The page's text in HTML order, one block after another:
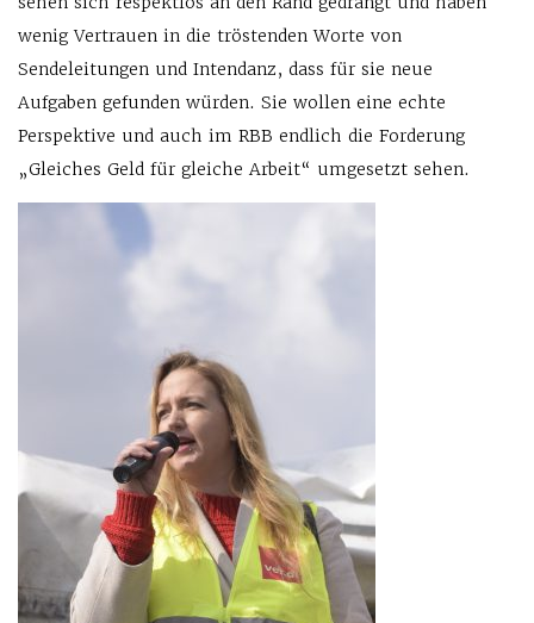
wenig Vertrauen in die tröstenden Worte von
Sendeleitungen und Intendanz, dass für sie neue
Aufgaben gefunden würden. Sie wollen eine echte
Perspektive und auch im RBB endlich die Forderung
„Gleiches Geld für gleiche Arbeit“ umgesetzt sehen.